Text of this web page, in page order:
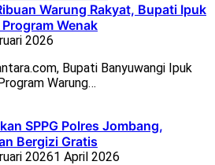
Warung Rakyat, Bupati Ipuk
Wenak
2026
Bupati Banyuwangi Ipuk
Warung…
SPPG Polres Jombang,
Bergizi Gratis
20261 April 2026